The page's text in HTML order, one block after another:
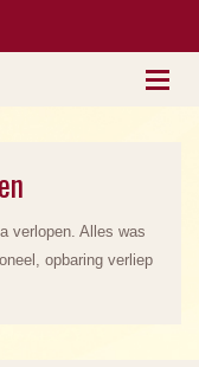
verlopen. Alles was
opbaring verliep